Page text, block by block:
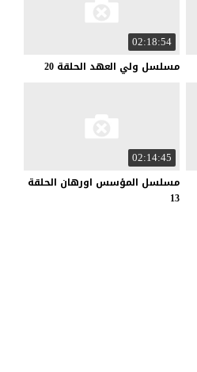
02:18:54
مسلسل ولي العهد الحلقة 20
02:14:45
مسلسل المؤسس اورهان الحلقة
13